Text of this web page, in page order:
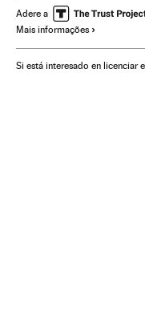
Movimentos sociais
América Latina
Sociedade Fake news
Adere a
Mais informações
Si está interesado en licenciar